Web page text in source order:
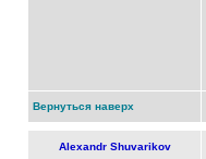
Вернуться наверх
Alexandr Shuvarikov